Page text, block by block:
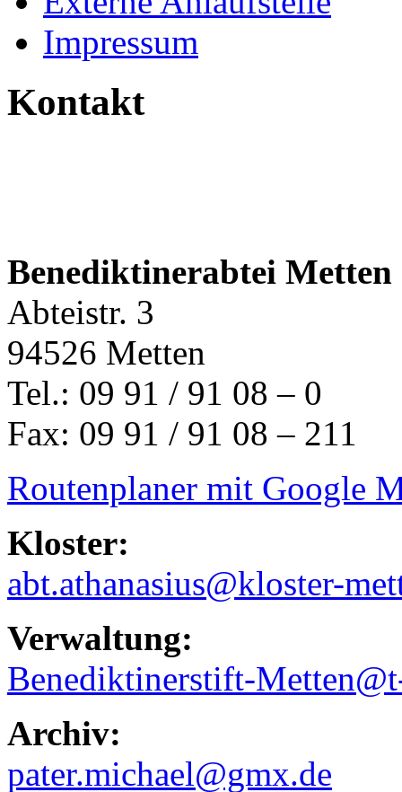
Impressum
Kontakt
Benediktinerabtei Metten
Abteistr. 3
94526 Metten
Tel.: 09 91 / 91 08 – 0
Fax: 09 91 / 91 08 – 211
Routenplaner mit Google
Kloster:
abt.athanasius@kloster-
Verwaltung:
Benediktinerstift-
Archiv:
pater.michael@gmx.de